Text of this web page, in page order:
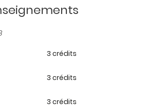
3 crédits
3 crédits
3 crédits